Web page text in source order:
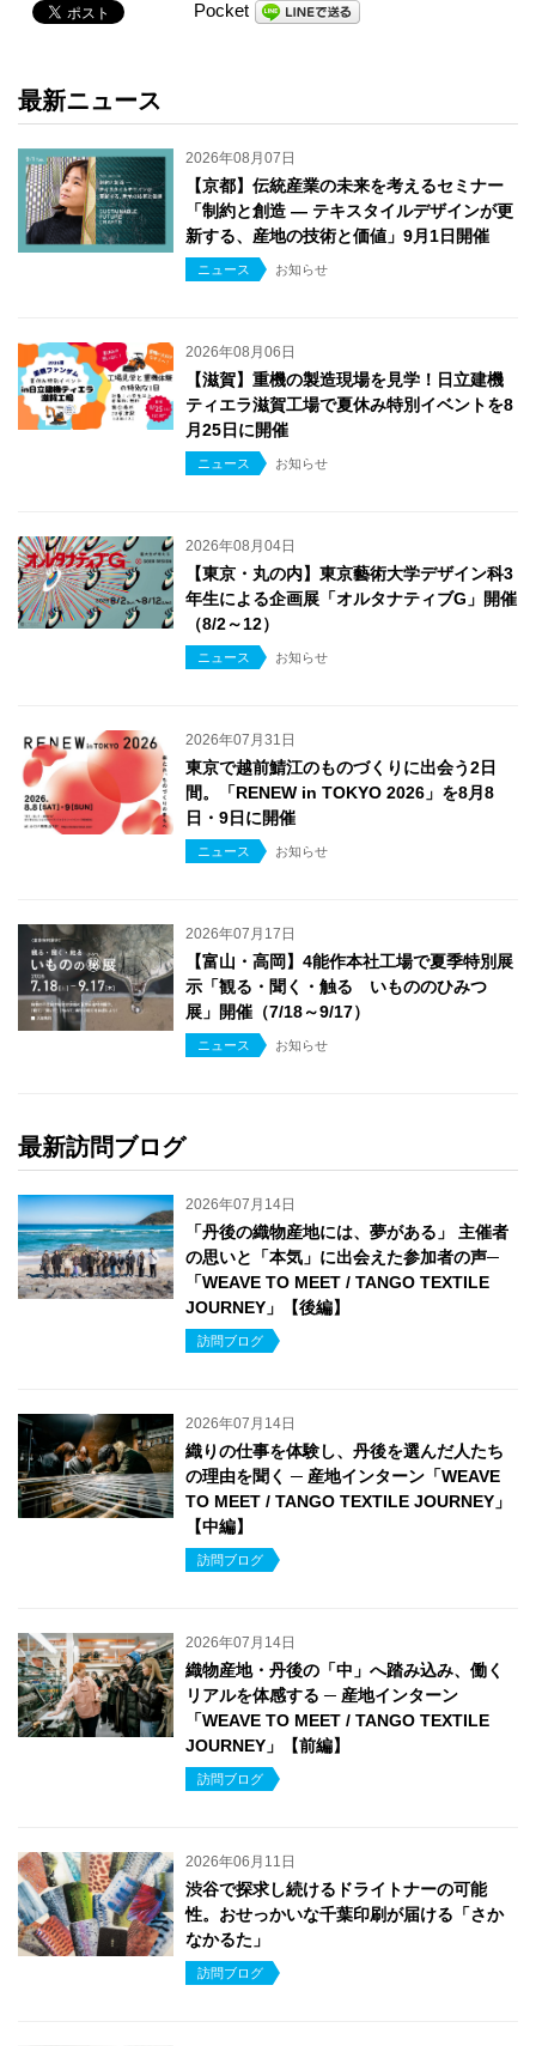
Pocket
最新ニュース
2026年08月07日
【京都】伝統産業の未来を考えるセミナー
「制約と創造 ― テキスタイルデザインが更
新する、産地の技術と価値」9月1日開催
ニュース お知らせ
2026年08月06日
【滋賀】重機の製造現場を見学！日立建機
ティエラ滋賀工場で夏休み特別イベントを8
月25日に開催
ニュース お知らせ
2026年08月04日
【東京・丸の内】東京藝術大学デザイン科3
年生による企画展「オルタナティブG」開催
（8/2～12）
ニュース お知らせ
2026年07月31日
東京で越前鯖江のものづくりに出会う2日
間。「RENEW in TOKYO 2026」を8月8
日・9日に開催
ニュース お知らせ
2026年07月17日
【富山・高岡】4能作本社工場で夏季特別展
示「観る・聞く・触る いもののひみつ
展」開催（7/18～9/17）
ニュース お知らせ
最新訪問ブログ
2026年07月14日
「丹後の織物産地には、夢がある」 主催者
の思いと「本気」に出会えた参加者の声─
「WEAVE TO MEET / TANGO TEXTILE
JOURNEY」【後編】
訪問ブログ
2026年07月14日
織りの仕事を体験し、丹後を選んだ人たち
の理由を聞く ─ 産地インターン「WEAVE
TO MEET / TANGO TEXTILE JOURNEY」
【中編】
訪問ブログ
2026年07月14日
織物産地・丹後の「中」へ踏み込み、働く
リアルを体感する ─ 産地インターン
「WEAVE TO MEET / TANGO TEXTILE
JOURNEY」【前編】
訪問ブログ
2026年06月11日
渋谷で探求し続けるドライトナーの可能
性。おせっかいな千葉印刷が届ける「さか
なかるた」
訪問ブログ